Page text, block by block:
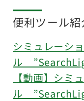
便利ツール紹
シミュレーシ
ル
【動画】シミ
ル